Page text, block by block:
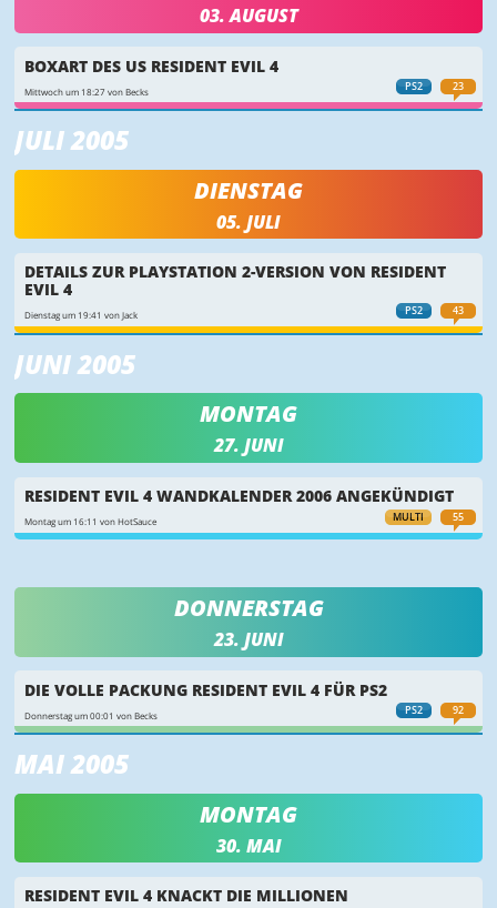
03. AUGUST
PS2 23
BOXART DES US RESIDENT EVIL 4
Mittwoch um 18:27 von Becks
JULI 2005
DIENSTAG
05. JULI
PS2 43
DETAILS ZUR PLAYSTATION 2-VERSION VON RESIDENT
EVIL 4
Dienstag um 19:41 von Jack
JUNI 2005
MONTAG
27. JUNI
MULTI 55
RESIDENT EVIL 4 WANDKALENDER 2006 ANGEKÜNDIGT
Montag um 16:11 von HotSauce
DONNERSTAG
23. JUNI
PS2 92
DIE VOLLE PACKUNG RESIDENT EVIL 4 FÜR PS2
Donnerstag um 00:01 von Becks
MAI 2005
MONTAG
30. MAI
RESIDENT EVIL 4 KNACKT DIE MILLIONEN